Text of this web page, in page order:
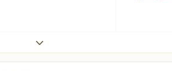
Expand topic overview